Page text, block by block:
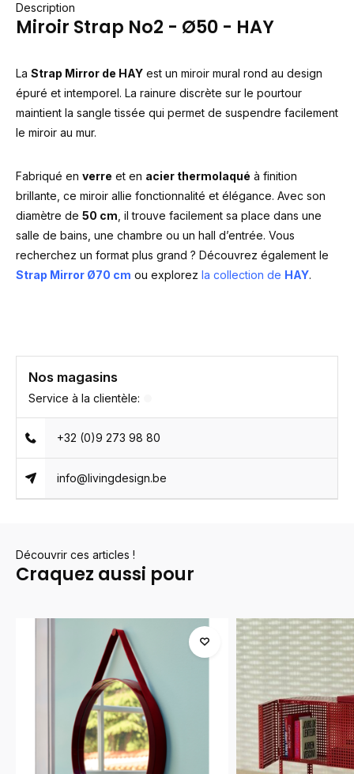
Description
Miroir Strap No2 - Ø50 - HAY
La Strap Mirror de HAY est un miroir mural rond au design
épuré et intemporel. La rainure discrète sur le pourtour
maintient la sangle tissée qui permet de suspendre facilement
le miroir au mur.
Fabriqué en verre et en acier thermolaqué à finition
brillante, ce miroir allie fonctionnalité et élégance. Avec son
diamètre de 50 cm , il trouve facilement sa place dans une
salle de bains, une chambre ou un hall d’entrée. Vous
recherchez un format plus grand ? Découvrez également le
Strap Mirror Ø70 cm ou explorez la collection de HAY.
Nos magasins
Service à la clientèle:
+32 (0)9 273 98 80
info@livingdesign.be
Découvrir ces articles !
Craquez aussi pour